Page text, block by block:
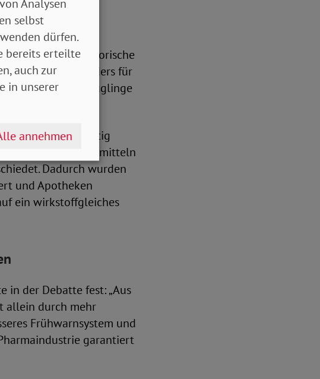
auch in
das Respiratorische
können besonders für
und Säuglinge
rechtzeitig
bei Arzneimitteln
Dadurch wurden
und Apotheken
ein wirkstoffgleiches
in der Debatte fest: „Aus
allein durch mehr
Frühwarnsystem und
garantiert
selbst
dürfen.
bereits erteilte
auch zur
in unserer
annehmen